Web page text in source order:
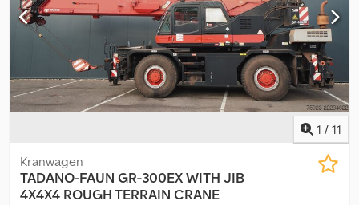
1 / 11
Kranwagen
TADANO-FAUN GR-300EX WITH JIB
4X4X4 ROUGH TERRAIN CRANE